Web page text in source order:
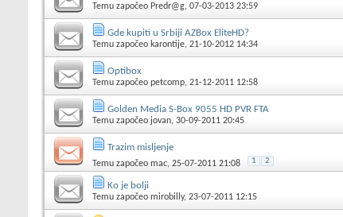
Temu započeo Predr@g, 07-03-2013 23:59
Gde kupiti u Srbiji AZBox EliteHD?
Temu započeo karontije, 21-10-2012 14:34
Optibox
Temu započeo petcomp, 21-12-2011 12:58
Golden Media S-Box 9055 HD PVR FTA
Temu započeo jovan, 30-09-2011 20:45
Trazim misljenje
Temu započeo mac, 25-07-2011 21:08 1 2
Ko je bolji
Temu započeo mirobilly, 23-07-2011 12:15